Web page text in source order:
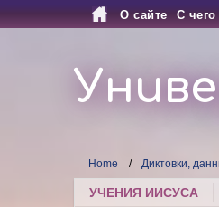
О сайте С чего
Home Диктовки,
УЧЕНИЯ ИИСУСА